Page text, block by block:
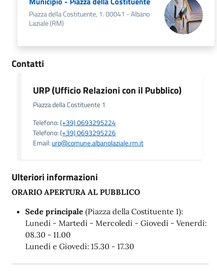
Piazza della Costituente, 1. 00041 - Albano
Laziale (RM)
Contatti
URP (Ufficio Relazioni con il Pubblico)
Piazza della Costituente 1
Telefono:(+39) 0693295224
Telefono:(+39) 0693295226
Email: urp@comune.albanolaziale.rm.it
Ulteriori informazioni
ORARIO APERTURA AL PUBBLICO
Sede principale (Piazza della Costituente 1):
Lunedì - Martedì - Mercoledì - Giovedì - Venerdì:
08.30 - 11.00
Lunedì e Giovedì: 15.30 - 17.30